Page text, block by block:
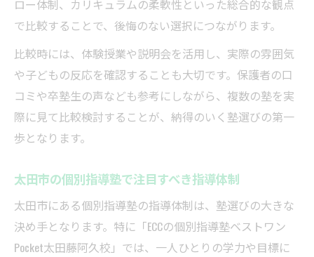
ロー体制、カリキュラムの柔軟性といった総合的な観点
で比較することで、後悔のない選択につながります。
比較時には、体験授業や説明会を活用し、実際の雰囲気
や子どもの反応を確認することも大切です。保護者の口
コミや卒塾生の声なども参考にしながら、複数の塾を実
際に見て比較検討することが、納得のいく塾選びの第一
歩となります。
太田市の個別指導塾で注目すべき指導体制
太田市にある個別指導塾の指導体制は、塾選びの大きな
決め手となります。特に「ECCの個別指導塾ベストワン
Pocket太田藤阿久校」では、一人ひとりの学力や目標に